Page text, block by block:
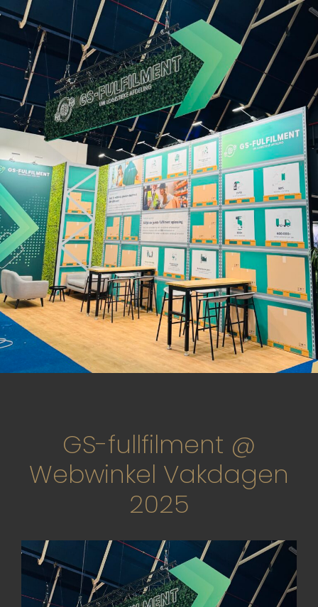
GS-fullfilment @
Webwinkel Vakdagen
2025